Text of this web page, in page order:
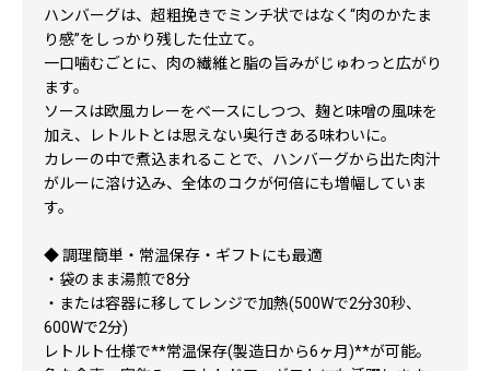
ハンバーグは、超粗挽きでミンチ状ではなく“肉のかたま
り感”をしっかり残した仕立て。
一口噛むごとに、肉の繊維と脂の旨みがじゅわっと広がり
ます。
ソースは欧風カレーをベースにしつつ、麹と味噌の風味を
加え、レトルトとは思えない奥行きある味わいに。
カレーの中で煮込まれることで、ハンバーグから出た肉汁
がルーに溶け込み、全体のコクが何倍にも増幅していま
す。
◆ 調理簡単・常温保存・ギフトにも最適
・袋のまま湯煎で8分
・または容器に移してレンジで加熱(500Wで2分30秒、
600Wで2分)
レトルト仕様で**常温保存(製造日から6ヶ月)**が可能。